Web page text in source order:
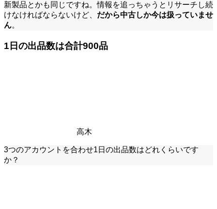
新製品とかも同じですね。情報を追っちゃうとリサーチし続
けなければならないけど、 だから中古しか今は扱っていませ
ん。
1日の出品数は合計900品
高木
3つのアカウントを合わせ1日の出品数はどれくらいです
か？